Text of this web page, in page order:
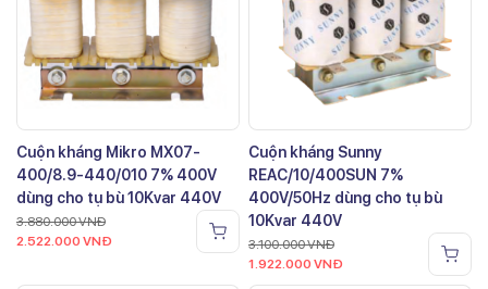
Cuộn kháng Mikro MX07-
400/8.9-440/010 7% 400V
dùng cho tụ bù 10Kvar 440V
3.880.000VNĐ
2.522.000 VNĐ
Cuộn kháng Sunny
REAC/10/400SUN 7%
400V/50Hz dùng cho tụ bù
10Kvar 440V
3.100.000VNĐ
1.922.000 VNĐ